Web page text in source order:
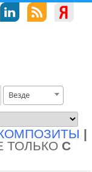
Везде
|
ТОЛЬКО С